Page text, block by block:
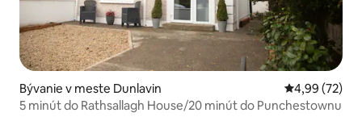
Bývanie v meste Dunlavin Priemerné
4,99 (72)
5 minút do Rathsallagh House/20 minút do Punchestownu